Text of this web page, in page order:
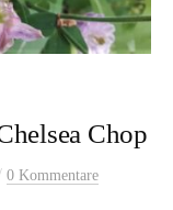
Chop
0 Kommentare